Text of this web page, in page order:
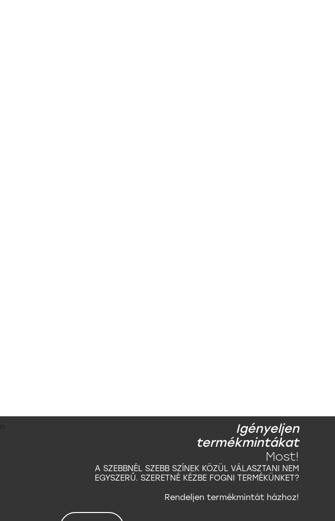
Igényeljen
termékmintákat
Most!
A SZEBBNÉL SZEBB SZÍNEK KÖZÜL VÁLASZTANI NEM
EGYSZERŰ. SZERETNÉ KÉZBE FOGNI TERMÉKÜNKET?
Rendeljen termékmintát házhoz!